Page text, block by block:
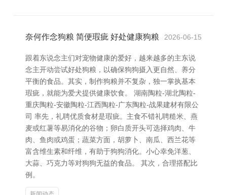
奈何作念狗粮 简便瑕疵 好处健康狗粮 2026-06-15
跟着东说念主们对宠物健康的爱好，越来越多的主东说
念主开动尝试好处狗粮，以确保狗狗摄入更自然、养分
平衡的食品。其实，制作狗粮并不复杂，独一掌执基本
瑕疵，就能为爱犬提供健康饮食。 湖南陶粒-湖北陶粒-
重庆陶粒-安徽陶粒-江西陶粒-广东陶粒-战果建材有限公
司 率先，礼聘优质食材是瑕疵。主食不错礼聘糙米、燕
麦或红薯等易消化的谷物；卵白质开头可选择鸡肉、牛
肉、鱼肉或鸡蛋；蔬菜方面，胡萝卜、南瓜、西兰花等
富含维生素和纤维，有助于狗狗消化。小心幸免洋葱、
大蒜、巧克力等对狗狗无益的食品。 其次，合理搭配比
例。